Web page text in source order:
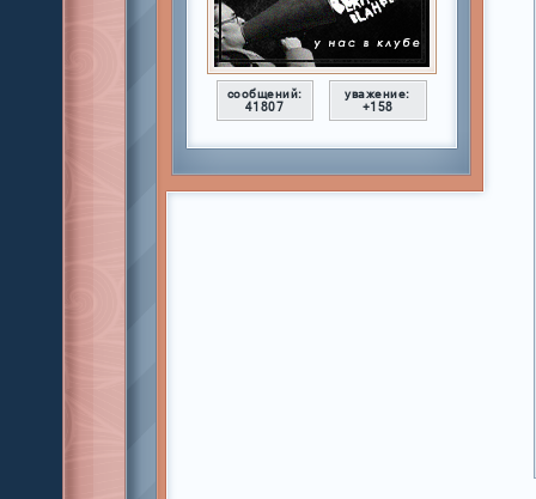
сообщений:
41807
уважение:
+158